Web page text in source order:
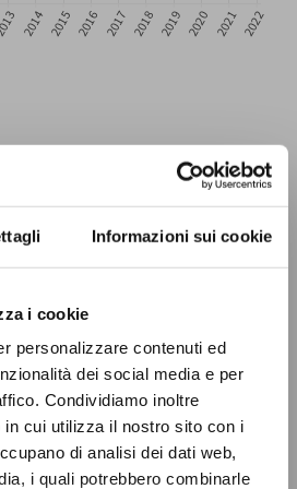
Informazioni sui cookie
i cookie
personalizzare contenuti ed
dei social media e per
Condividiamo inoltre
in cui utilizza il nostro sito con i
di analisi dei dati web,
i quali potrebbero combinarle
dati, si può avere la
che le violenze sessuali
e che questo
«anche» – come dice
irregolari. I numeri
cautela, per vari motivi.